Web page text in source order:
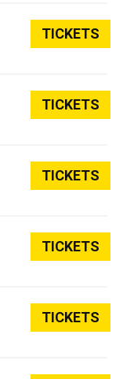
TICKETS
TICKETS
TICKETS
TICKETS
TICKETS